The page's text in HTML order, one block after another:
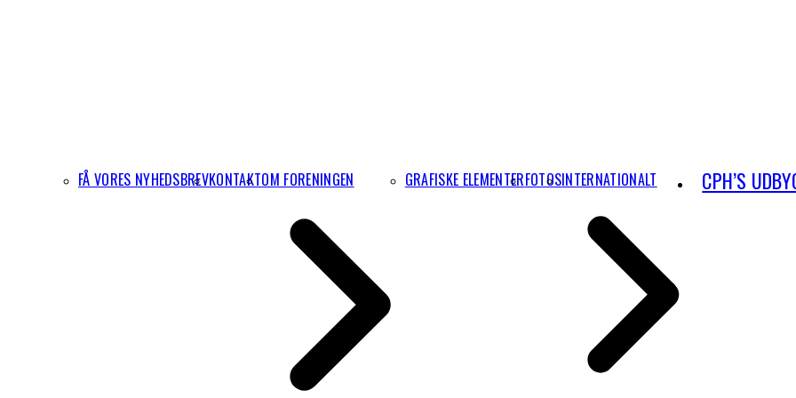
FÅ VORES NYHEDSBREVKONTAKTOM FORENINGEN GRAFISKE ELEMENTERFOTOSINTERNATIONALT CPH’S